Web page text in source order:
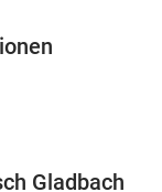
Gladbach